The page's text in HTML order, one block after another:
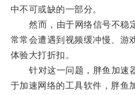
中不可或缺的一部分。
然而，由于网络信号不稳
常常会遭遇到视频缓冲慢、游
体验大打折扣。
针对这一问题，胖鱼加速
于加速网络的工具软件，胖鱼